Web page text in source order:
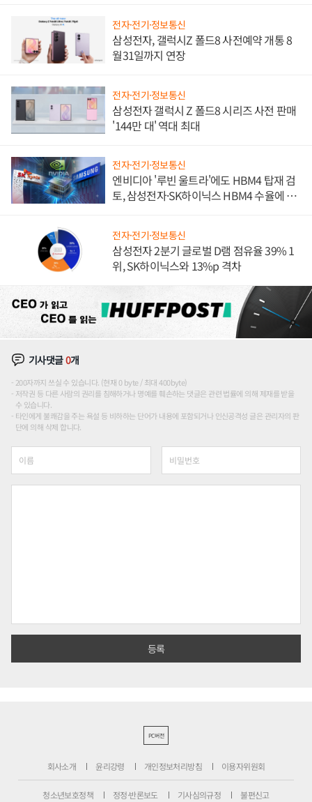
전자·전기·정보통신
삼성전자, 갤럭시Z 폴드8 사전예약 개통 8
월31일까지 연장
전자·전기·정보통신
삼성전자 갤럭시 Z 폴드8 시리즈 사전 판매
'144만 대' 역대 최대
전자·전기·정보통신
엔비디아 '루빈 울트라'에도 HBM4 탑재 검
토, 삼성전자·SK하이닉스 HBM4 수율에 주
전자·전기·정보통신
삼성전자 2분기 글로벌 D램 점유율 39% 1
위, SK하이닉스와 13%p 격차
기사댓글0개
200자까지 쓰실 수 있습니다. (현재 0 byte / 최대 400byte)
저작권 등 다른 사람의 권리를 침해하거나 명예를 훼손하는 댓글은 관련 법률에 의해 제재를 받을
수 있습니다.
타인에게 불쾌감을 주는 욕설 등 비하하는 단어가 내용에 포함되거나 인신공격성 글은 관리자의 판
단에 의해 삭제 합니다.
PC버전
회사소개 윤리강령 개인정보처리방침 이용자위원회
청소년보호정책 정정·반론보도 기사심의규정 불편신고